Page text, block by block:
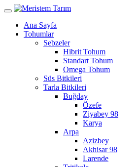
Ana Sayfa
Tohumlar
Sebzeler
Hibrit Tohum
Standart Tohum
Omega Tohum
Süs Bitkileri
Tarla Bitkileri
Buğday
Özefe
Ziyabey 98
Karya
Arpa
Azizbey
Akhisar 98
Larende